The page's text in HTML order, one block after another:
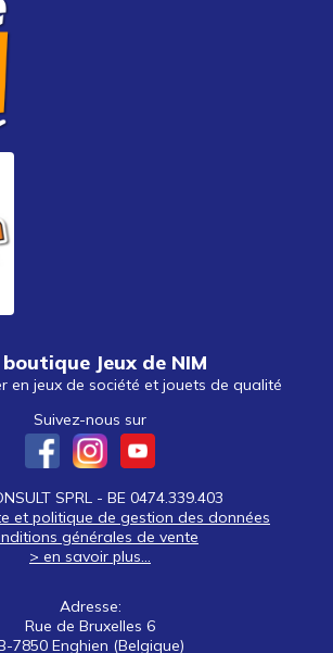
Jeux de NIM
en jeux de société et jouets de qualité
Suivez-nous sur
SPRL - BE 0474.339.403
et politique de gestion des données
générales de vente
> en savoir plus...
Adresse:
Rue de Bruxelles 6
7850 Enghien (Belgique)